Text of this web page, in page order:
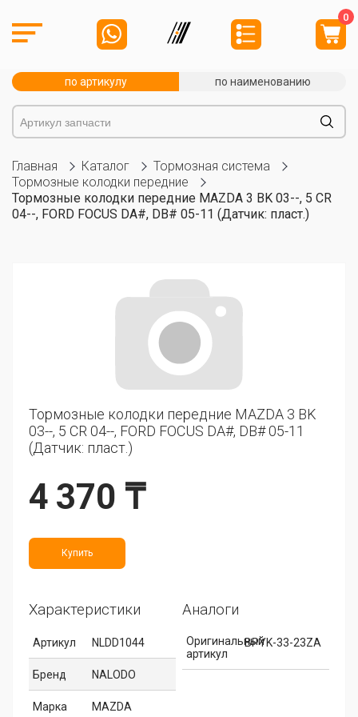
0
по артикулу по наименованию
Главная Каталог
Тормозная система
Тормозные колодки передние
Тормозные колодки передние MAZDA 3 BK 03--, 5 CR
04--, FORD FOCUS DA#, DB# 05-11 (Датчик: пласт.)
Тормозные колодки передние MAZDA 3 BK
03--, 5 CR 04--, FORD FOCUS DA#, DB# 05-11
(Датчик: пласт.)
4 370 ₸
Купить
Характеристики
Артикул NLDD1044
Бренд NALODO
Марка MAZDA
Аналоги
Оригинальный
артикул
BPYK-33-23ZA